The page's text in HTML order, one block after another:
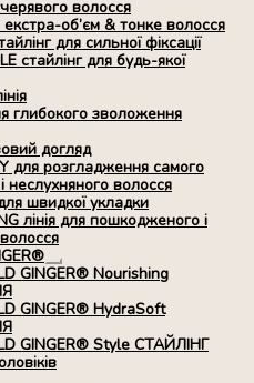
волосся
об’єм & тонке волосся
для сильної фіксації
стайлінг для будь-якої
глибокого зволоження
догляд
для розгладження самого
неслухняного волосся
швидкої укладки
лінія для пошкодженого і
Розгорнуте
вкладене
меню
GINGER® Nourishing
GINGER® HydraSoft
GINGER® Style СТАЙЛІНГ